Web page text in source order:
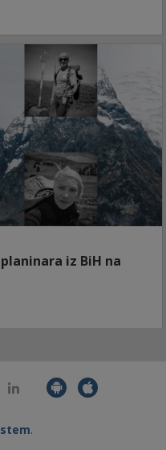
iz BiH na
.